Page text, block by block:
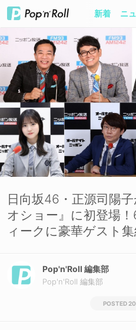
新着 ニ
日向坂46・正源司陽
オショー』に初登場！
ィークに豪華ゲスト
Pop'n'Roll 編集部
Pop'n'Roll 編集部